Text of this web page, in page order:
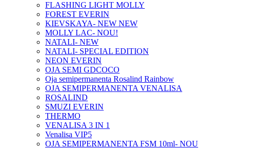
FLASHING LIGHT MOLLY
FOREST EVERIN
KIEVSKAYA- NEW NEW
MOLLY LAC- NOU!
NATALI- NEW
NATALI- SPECIAL EDITION
NEON EVERIN
OJA SEMI GDCOCO
Oja semipermanenta Rosalind Rainbow
OJA SEMIPERMANENTA VENALISA
ROSALIND
SMUZI EVERIN
THERMO
VENALISA 3 IN 1
Venalisa VIP5
OJA SEMIPERMANENTA FSM 10ml- NOU